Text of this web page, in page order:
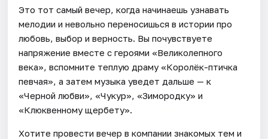
Это тот самый вечер, когда начинаешь узнавать
мелодии и невольно переносишься в истории про
любовь, выбор и верность. Вы почувствуете
напряжение вместе с героями «Великолепного
века», вспомните теплую драму «Королёк-птичка
певчая», а затем музыка уведет дальше — к
«Черной любви», «Чукур», «Зимородку» и
«Клюквенному щербету».
Хотите провести вечер в компании знакомых тем и